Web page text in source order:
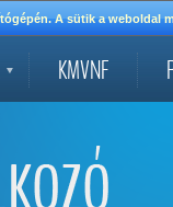
A sütik a weboldal
KMVNF